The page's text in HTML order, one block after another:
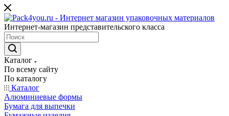
Интернет-магазин представительского класса
Каталог
По всему сайту
По каталогу
Каталог
Алюминиевые формы
Бумага для выпечки